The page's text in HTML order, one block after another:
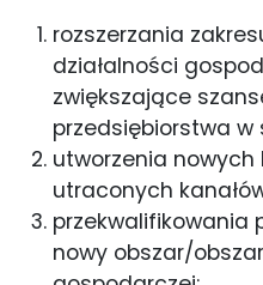
rozszerzania
działalności
zwiększające
przedsiębiorstwa
utworzenia
utraconych
przekwalifikowania
nowy obszar/